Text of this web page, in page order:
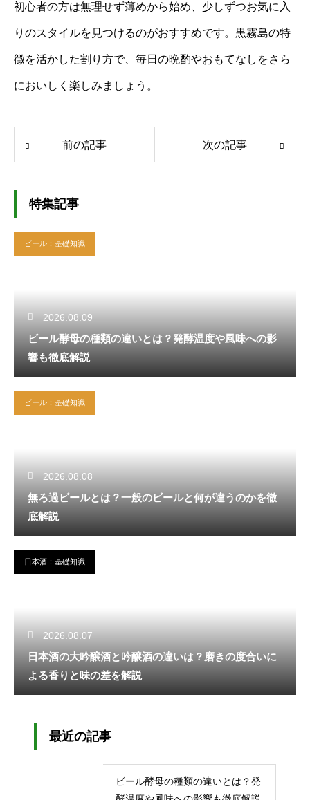
初心者の方は無理せず薄めから始め、少しずつお気に入
りのスタイルを見つけるのがおすすめです。黒霧島の特
徴を活かした割り方で、毎日の晩酌やおもてなしをさら
においしく楽しみましょう。
前の記事 次の記事
特集記事
ビール：基礎知識
2026.08.09
ビール酵母の種類の違いとは？発酵温度や風味への影
響も徹底解説
ビール：基礎知識
2026.08.08
無ろ過ビールとは？一般のビールと何が違うのかを徹
底解説
日本酒：基礎知識
2026.08.07
日本酒の大吟醸酒と吟醸酒の違いは？磨きの度合いに
よる香りと味の差を解説
最近の記事
ビール酵母の種類の違いとは？発